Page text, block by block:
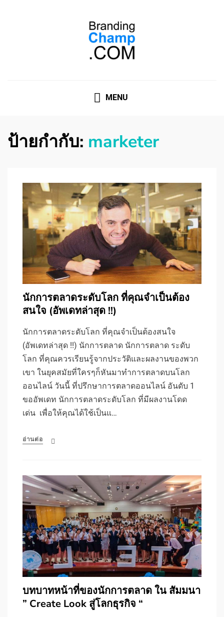
MENU
ป้ายกำกับ: marketer
นักการตลาดระดับโลก ที่คุณจำเป็นต้อง
สนใจ (อัพเดทล่าสุด !!)
นักการตลาดระดับโลก ที่คุณจำเป็นต้องสนใจ
(อัพเดทล่าสุด !!) นักการตลาด นักการตลาด ระดับ
โลก ที่คุณควรเรียนรู้จากประวัติและผลงานของพวก
เขา ในยุคสมัยที่ใครๆก็หันมาทำการตลาดบนโลก
ออนไลน์ วันนี้ ที่ปรึกษาการตลาดออนไลน์ อันดับ 1
ขออัพเดท นักการตลาดระดับโลก ที่มีผลงานโดด
เด่น เพื่อให้คุณได้ใช้เป็นแ…
อ่านต่อ
บทบาทหน้าที่ของนักการตลาด ใน สัมมนา
” Create Look สู่โลกธุรกิจ “